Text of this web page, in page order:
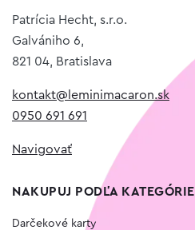
Patrícia Hecht, s.r.o.
Galvániho 6,
821 04, Bratislava
kontakt@leminimacaron.sk
0950 691 691
Navigovať
NAKUPUJ PODĽA KATEGÓRIE
Darčekové karty